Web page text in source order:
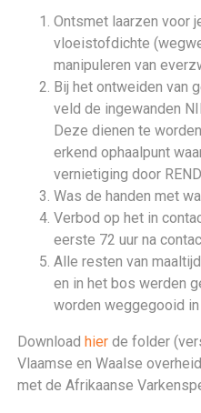
Ontsmet laarzen voor
vloeistofdichte
manipuleren van
Bij het ontweiden van
veld de ingewanden
Deze dienen te
erkend ophaalpunt
vernietiging door
Was de handen met
Verbod op het in
eerste 72 uur na
Alle resten van
en in het bos werden
worden weggegooid
Downloadhierde folder
Vlaamse en Waalse
met de Afrikaanse